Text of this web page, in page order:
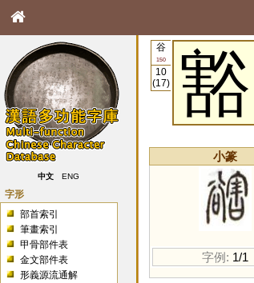
中文 ENG
字形
部首索引
筆畫索引
甲骨部件表
金文部件表
形義源流通解
谷
150
10
(17)
豁
小篆
字例: 1/1